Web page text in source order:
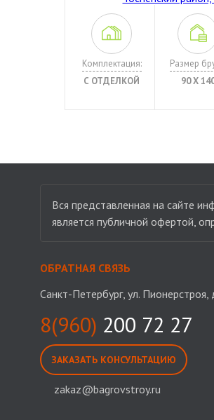
Комплектация:
С ОТДЕЛКОЙ
Размер
90 Х
Вся представленная на сайте
является публичной офертой,
ОБРАТНАЯ СВЯЗЬ
Санкт-Петербург, ул. Пионерстроя,
8(960) 200 72 27
ЗАКАЗАТЬ КОНСУЛЬТАЦИЮ
zakaz@bagrovstroy.ru